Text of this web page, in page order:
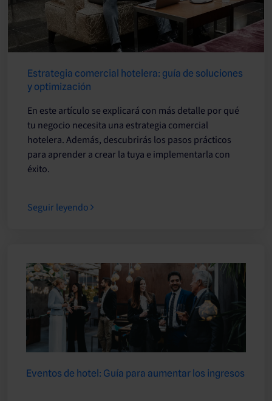
Estrategia comercial hotelera: guía de soluciones
y optimización
En este artículo se explicará con más detalle por qué
tu negocio necesita una estrategia comercial
hotelera. Además, descubrirás los pasos prácticos
para aprender a crear la tuya e implementarla con
éxito.
Seguir leyendo
Eventos de hotel: Guía para aumentar los ingresos